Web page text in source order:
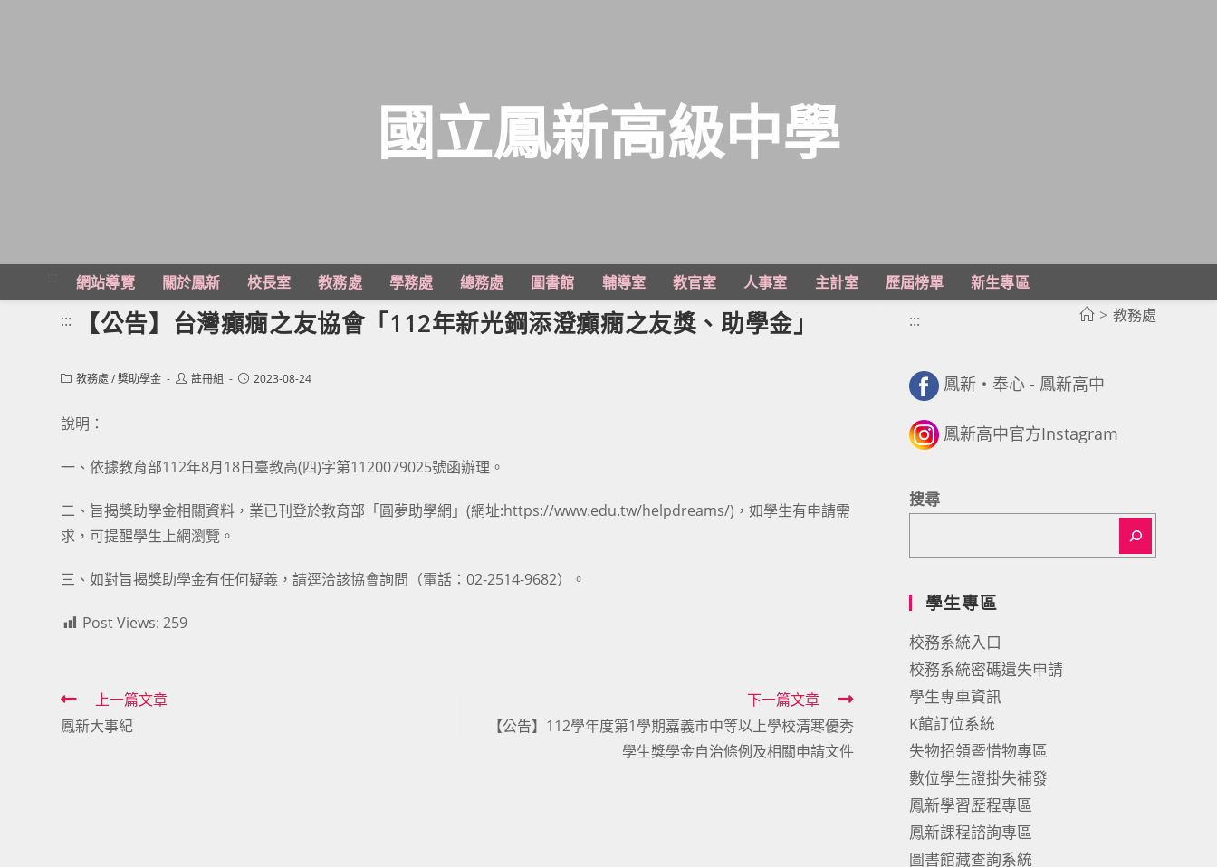
主
國立鳳新高級中學
網站導覽 關於鳳新 校長室 教務處 學務處 總務處 圖書館 輔導室 教官室 人事室 主計室 歷屆榜單
新生專區
> 教務處
::: 【公告】台灣癲癇之友協會「112年新光鋼添澄癲癇之友獎、助學金」
Post教務處 /獎助學金
Post註冊組
Post2023-08-24
說明：
一、依據教育部112年8月18日臺教高(四)字第1120079025號函辦理。
二、旨揭獎助學金相關資料，業已刊登於教育部「圓夢助學網」(網址:https://www.edu.tw/helpdreams/)，如學生有申請需
求，可提醒學生上網瀏覽。
三、如對旨揭獎助學金有任何疑義，請逕洽該協會詢問（電話：02-2514-9682）。
Post Views: 259
Read
more
上一篇文章
鳳新大事紀
下一篇文章
【公告】112學年度第1學期嘉義市中等以上學校清寒優秀
學生獎學金自治條例及相關申請文件
:::
鳳新・奉心 - 鳳新高中
鳳新高中官方Instagram
搜尋
學生專區
校務系統入口
校務系統密碼遺失申請
學生專車資訊
K館訂位系統
失物招領暨惜物專區
數位學生證掛失補發
鳳新學習歷程專區
鳳新課程諮詢專區
圖書館藏查詢系統